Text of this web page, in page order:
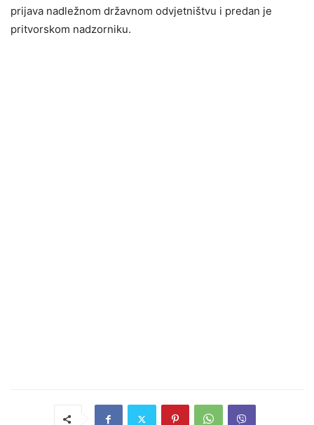
prijava nadležnom državnom odvjetništvu i predan je
pritvorskom nadzorniku.